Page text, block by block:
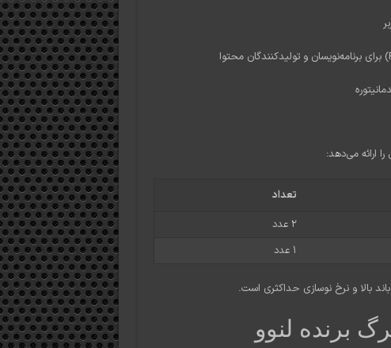
ارائه می‌دهد:
تعداد
۲ عدد
۱ عدد
برنده لنوو